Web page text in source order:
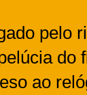
pelo
do
ao